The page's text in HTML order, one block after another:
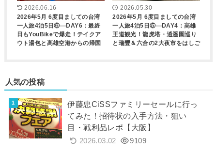
2026.06.16
2026年5月 6度目ましての台湾
一人旅4泊5日⑥―DAY6：最終
日もYouBikeで爆走！テイクア
ウト湯包と高雄空港からの帰国
2026.05.30
2026年5月 6度目ましての台湾
一人旅4泊5日⑤―DAY4：高雄
王道観光！龍虎塔・逍遥園巡り
と瑞豐＆六合の2大夜市をはしご
人気の投稿
伊藤忠CiSSファミリーセールに行っ
てみた！招待状の入手方法・狙い
目・戦利品レポ【大阪】
2026.03.02 9109